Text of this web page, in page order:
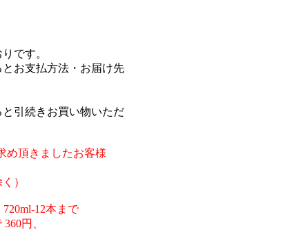
です。
とお支払方法・お届け先
と引続きお買い物いただ
め頂きましたお客様
）
12本まで
円、